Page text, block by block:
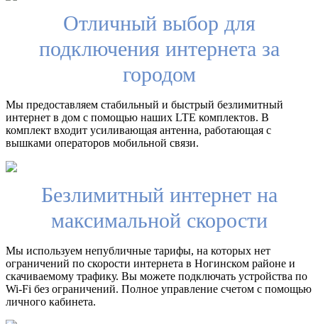
Отличный выбор для
подключения интернета за
городом
Мы предоставляем стабильный и быстрый безлимитный
интернет в дом с помощью наших LTE комплектов. В
комплект входит усиливающая антенна, работающая с
вышками операторов мобильной связи.
Безлимитный интернет на
максимальной скорости
Мы используем непубличные тарифы, на которых нет
ограничений по скорости интернета в Ногинском районе и
скачиваемому трафику. Вы можете подключать устройства по
Wi-Fi без ограничений. Полное управление счетом с помощью
личного кабинета.